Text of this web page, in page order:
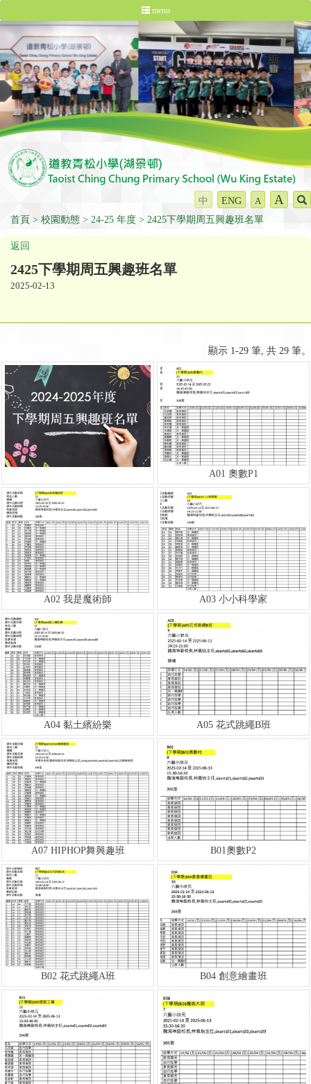
menu
中 ENG A A
首頁 校園動態 24-25 年度 2425下學期周五興趣班名單
返回
2425下學期周五興趣班名單
2025-02-13
顯示 1-29 筆, 共 29 筆。
A01 奧數P1
A02 我是魔術師 A03 小小科學家
A04 黏土繽紛樂 A05 花式跳繩B班
A07 HIPHOP舞興趣班 B01奧數P2
B02 花式跳繩A班 B04 創意繪畫班